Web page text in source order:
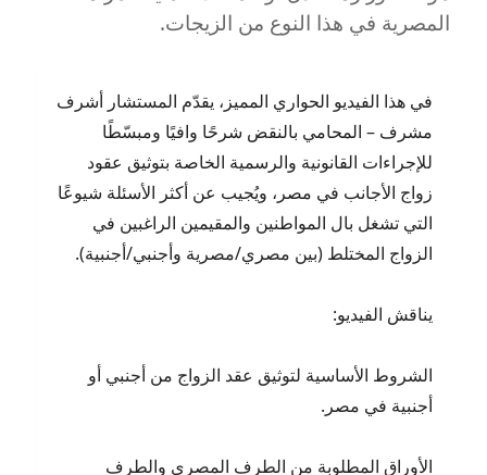
المصرية في هذا النوع من الزيجات.
في هذا الفيديو الحواري المميز، يقدّم المستشار أشرف
مشرف – المحامي بالنقض شرحًا وافيًا ومبسّطًا
للإجراءات القانونية والرسمية الخاصة بتوثيق عقود
زواج الأجانب في مصر، ويُجيب عن أكثر الأسئلة شيوعًا
التي تشغل بال المواطنين والمقيمين الراغبين في
الزواج المختلط (بين مصري/مصرية وأجنبي/أجنبية).
يناقش الفيديو:
الشروط الأساسية لتوثيق عقد الزواج من أجنبي أو
أجنبية في مصر.
الأوراق المطلوبة من الطرف المصري والطرف